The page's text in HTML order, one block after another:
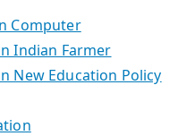
Computer
Indian Farmer
New Education Policy